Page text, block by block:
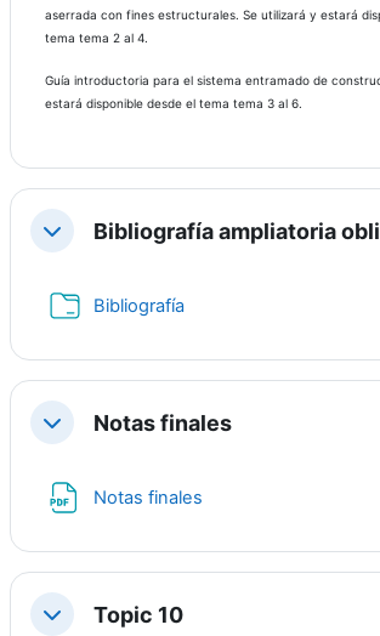
aserrada con fines estructurales. Se utilizará y estará
tema tema 2 al 4.
Guía introductoria para el sistema entramado de
estará disponible desde el tema tema 3 al 6.
ContraerBibliografía ampliatoria
BibliografíaCarpeta
ContraerNotas finales
Notas finales
ContraerTopic 10